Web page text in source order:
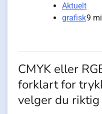
Aktuelt
grafisk9
CMYK eller
forklart for
velger du